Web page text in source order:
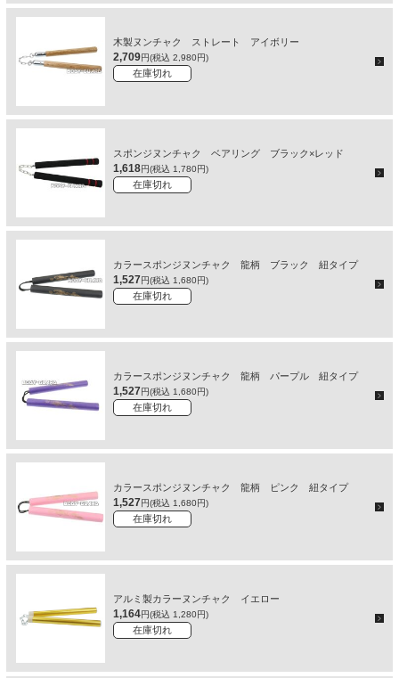
木製ヌンチャク ストレート アイボリー
2,709円(税込 2,980円)
在庫切れ
スポンジヌンチャク ベアリング ブラック×レッド
1,618円(税込 1,780円)
在庫切れ
カラースポンジヌンチャク 龍柄 ブラック 紐タイプ
1,527円(税込 1,680円)
在庫切れ
カラースポンジヌンチャク 龍柄 パープル 紐タイプ
1,527円(税込 1,680円)
在庫切れ
カラースポンジヌンチャク 龍柄 ピンク 紐タイプ
1,527円(税込 1,680円)
在庫切れ
アルミ製カラーヌンチャク イエロー
1,164円(税込 1,280円)
在庫切れ